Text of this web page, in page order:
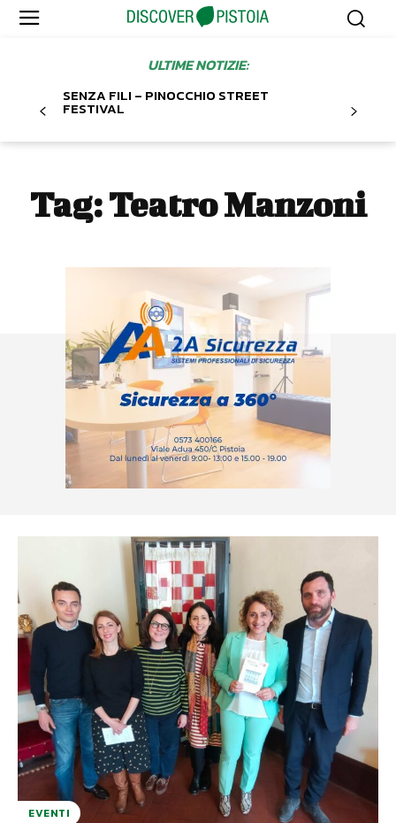
ULTIME NOTIZIE:
SENZA FILI – PINOCCHIO STREET
FESTIVAL
Tag:Teatro Manzoni
EVENTI